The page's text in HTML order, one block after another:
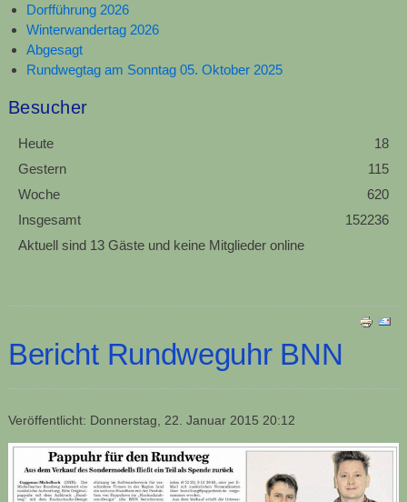
Dorfführung 2026
Winterwandertag 2026
Abgesagt
Rundwegtag am Sonntag 05. Oktober 2025
Besucher
Heute
18
Gestern
115
Woche
620
Insgesamt
152236
Aktuell sind 13 Gäste und keine Mitglieder online
Bericht Rundweguhr BNN
Veröffentlicht: Donnerstag, 22. Januar 2015 20:12